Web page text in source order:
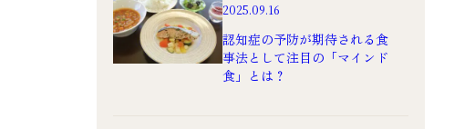
2025.09.16
認知症の予防が期待される食
事法として注目の「マインド
食」とは？